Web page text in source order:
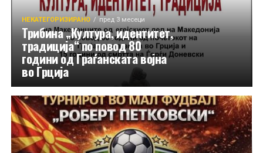
НЕКАТЕГОРИЗИРАНО пред 3 месеци
Трибина „Култура, идентитет,
традиција“ по повод 80
години од Граѓанската војна
во Грција